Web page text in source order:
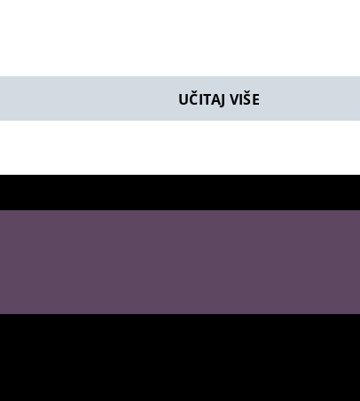
UČITAJ VIŠE